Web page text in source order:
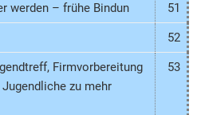
werden – frühe Bindun 51
52
Firmvorbereitung
zu mehr
53